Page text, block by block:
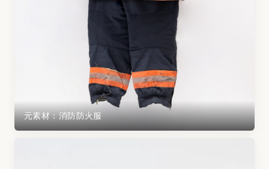
元素材：消防防火服